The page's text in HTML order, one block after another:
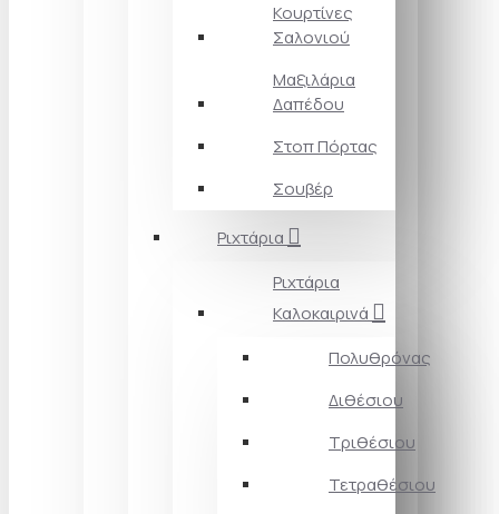
Κουρτίνες
Σαλονιού
Μαξιλάρια
Δαπέδου
Στοπ Πόρτας
Σουβέρ
Ριχτάρια
Ριχτάρια
Καλοκαιρινά
Πολυθρόνας
Διθέσιου
Τριθέσιου
Τετραθέσιου